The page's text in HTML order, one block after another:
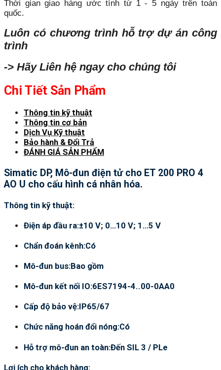
Thời gian giao hàng ước tính từ 1 - 5 ngày trên toàn
quốc.
Luôn có chương trình hỗ trợ dự án công
trình
-> Hãy Liên hệ ngay cho chúng tôi
Chi Tiết Sản Phẩm
Thông tin kỹ thuật
Thông tin cơ bản
Dịch Vụ Kỹ thuật
Bảo hành & Đổi Trả
ĐÁNH GIÁ SẢN PHẨM
Simatic DP, Mô-đun điện tử cho ET 200 PRO 4
AO U cho cấu hình cá nhân hóa.
Thông tin kỹ thuật:
Điện áp đầu ra:±10 V; 0…10 V; 1…5 V
Chẩn đoán kênh:Có
Mô-đun bus:Bao gồm
Mô-đun kết nối IO:6ES7194-4..00-0AA0
Cấp độ bảo vệ:IP65/67
Chức năng hoán đổi nóng:Có
Hỗ trợ mô-đun an toàn:Đến SIL 3 / PLe
Lợi ích cho khách hàng: